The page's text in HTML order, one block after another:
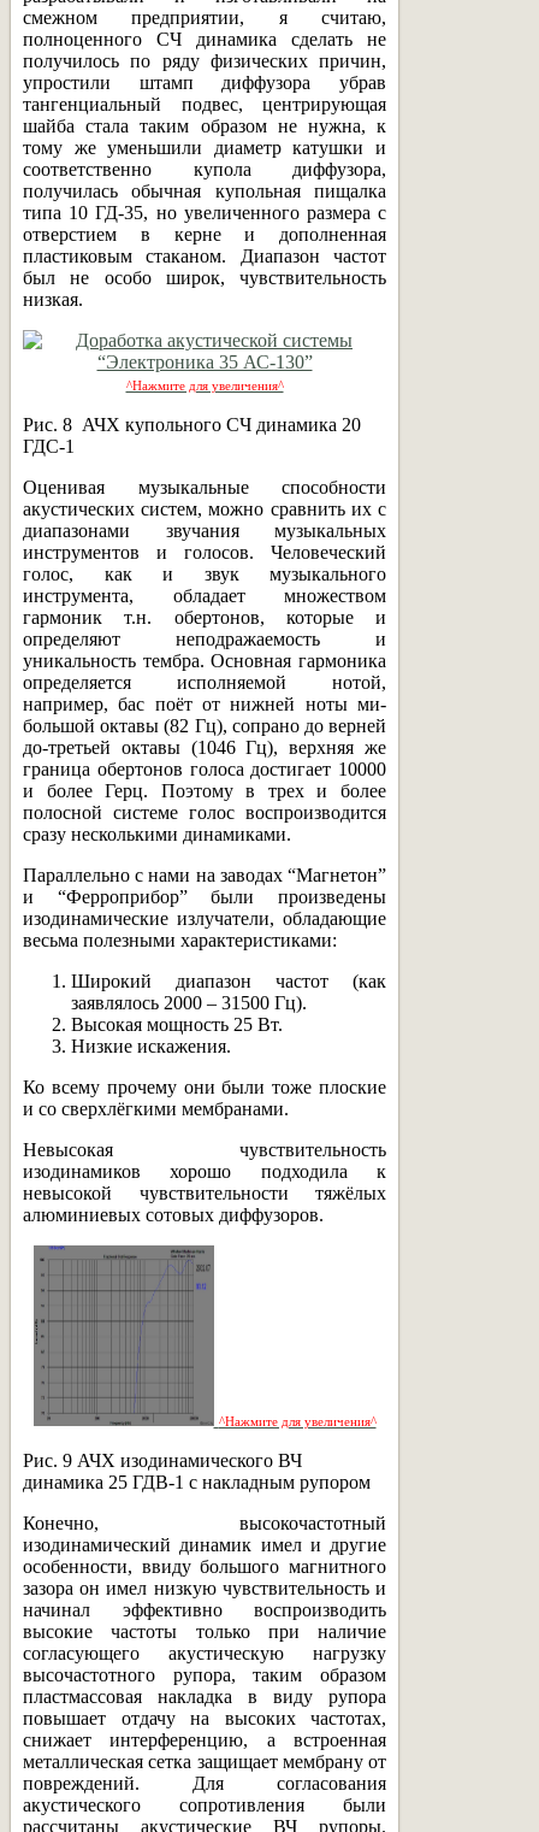
смежном предприятии, я считаю,
полноценного СЧ динамика сделать не
получилось по ряду физических причин,
упростили штамп диффузора убрав
тангенциальный подвес, центрирующая
шайба стала таким образом не нужна, к
тому же уменьшили диаметр катушки и
соответственно купола диффузора,
получилась обычная купольная пищалка
типа 10 ГД-35, но увеличенного размера с
отверстием в керне и дополненная
пластиковым стаканом. Диапазон частот
был не особо широк, чувствительность
низкая.
^Нажмите для увеличения^
Рис. 8 АЧХ купольного СЧ динамика 20
ГДС-1
Оценивая музыкальные способности
акустических систем, можно сравнить их с
диапазонами звучания музыкальных
инструментов и голосов. Человеческий
голос, как и звук музыкального
инструмента, обладает множеством
гармоник т.н. обертонов, которые и
определяют неподражаемость и
уникальность тембра. Основная гармоника
определяется исполняемой нотой,
например, бас поёт от нижней ноты ми-
большой октавы (82 Гц), сопрано до верней
до-третьей октавы (1046 Гц), верхняя же
граница обертонов голоса достигает 10000
и более Герц. Поэтому в трех и более
полосной системе голос воспроизводится
сразу несколькими динамиками.
Параллельно с нами на заводах “Магнетон”
и “Ферроприбор” были произведены
изодинамические излучатели, обладающие
весьма полезными характеристиками:
Широкий диапазон частот (как
заявлялось 2000 – 31500 Гц).
Высокая мощность 25 Вт.
Низкие искажения.
Ко всему прочему они были тоже плоские
и со сверхлёгкими мембранами.
Невысокая чувствительность
изодинамиков хорошо подходила к
невысокой чувствительности тяжёлых
алюминиевых сотовых диффузоров.
^Нажмите для увеличения^
Рис. 9 АЧХ изодинамического ВЧ
динамика 25 ГДВ-1 с накладным рупором
Конечно, высокочастотный
изодинамический динамик имел и другие
особенности, ввиду большого магнитного
зазора он имел низкую чувствительность и
начинал эффективно воспроизводить
высокие частоты только при наличие
согласующего акустическую нагрузку
высочастотного рупора, таким образом
пластмассовая накладка в виду рупора
повышает отдачу на высоких частотах,
снижает интерференцию, а встроенная
металлическая сетка защищает мембрану от
повреждений. Для согласования
акустического сопротивления были
рассчитаны акустические ВЧ рупоры.